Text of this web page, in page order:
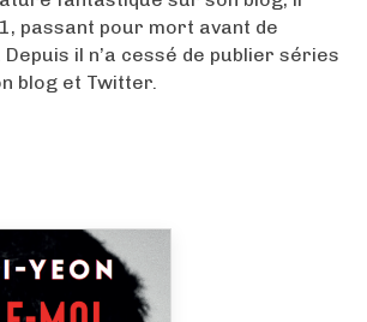
passant pour mort avant de
il n’a cessé de publier séries
blog et Twitter.